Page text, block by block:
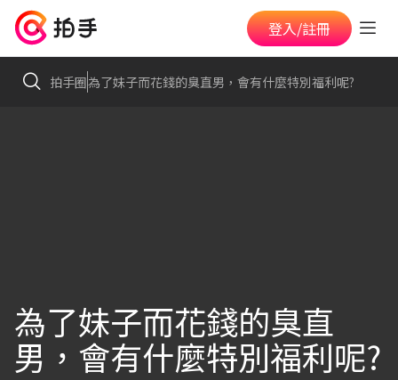
登入/註冊
拍手圈為了妹子而花錢的臭直男，會有什麼特別福利呢?
為了妹子而花錢的臭直
男，會有什麼特別福利呢?